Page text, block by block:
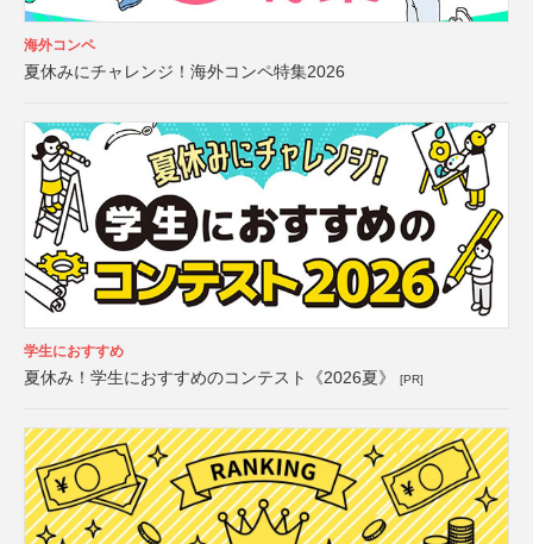
海外コンペ
夏休みにチャレンジ！海外コンペ特集2026
学生におすすめ
夏休み！学生におすすめのコンテスト《2026夏》 [PR]